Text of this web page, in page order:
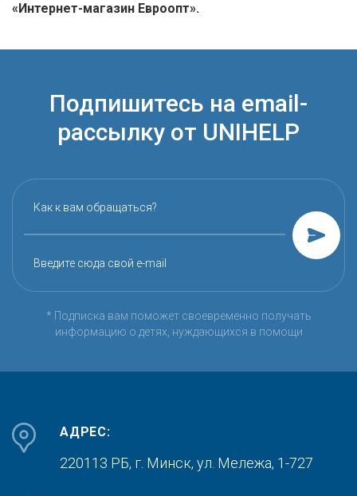
«Интернет-магазин Евроопт».
Подпишитесь на email-
рассылку от UNIHELP
Как к вам обращаться?
Введите сюда свой e-mail
* Подписка вам поможет своевременно получать
информацию о детях, нуждающихся в помощи
АДРЕС:
220113 РБ, г. Минск, ул. Мележа, 1-727